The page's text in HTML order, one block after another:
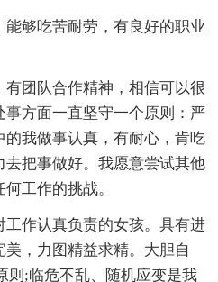
够吃苦耐劳，有良好的职业
团队合作精神，相信可以很
方面一直坚守一个原则：严
我做事认真，有耐心，肯吃
把事做好。我愿意尝试其他
工作的挑战。
作认真负责的女孩。具有进
，力图精益求精。大胆自
则;临危不乱、随机应变是我